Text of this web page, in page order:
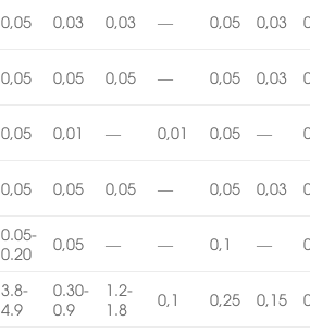
0,05 0,03 0,03 — 0,05 0,03
0,05 0,05 0,05 — 0,05 0,03
0,05 0,01 — 0,01 0,05 —
0,05 0,05 0,05 — 0,05 0,03
0.05-
0.20
0,05 — — 0,1 —
3.8-
4.9
0.30-
0.9
1.2-
1.8
0,1 0,25 0,15